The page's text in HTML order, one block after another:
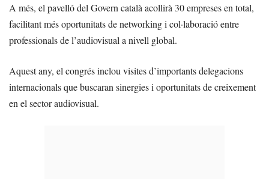
A més, el pavelló del Govern català acollirà 30 empreses en total,
facilitant més oportunitats de networking i col·laboració entre
professionals de l’audiovisual a nivell global.
Aquest any, el congrés inclou visites d’importants delegacions
internacionals que buscaran sinergies i oportunitats de creixement
en el sector audiovisual.